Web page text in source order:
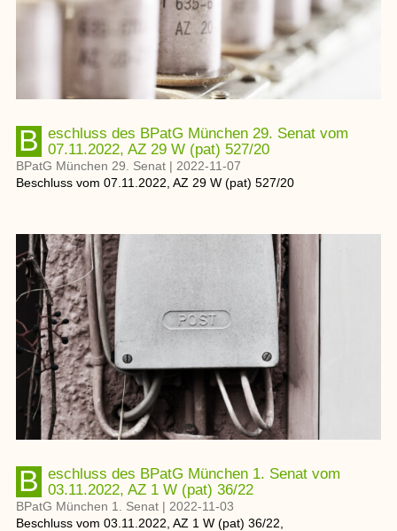
Beschluss des BPatG München 29. Senat vom 07.11.2022, AZ 29 W (pat) 527/20
BPatG München 29. Senat | 2022-11-07
Beschluss vom 07.11.2022, AZ 29 W (pat) 527/20
Beschluss des BPatG München 1. Senat vom 03.11.2022, AZ 1 W (pat) 36/22
BPatG München 1. Senat | 2022-11-03
Beschluss vom 03.11.2022 , AZ 1 W (pat) 36/22